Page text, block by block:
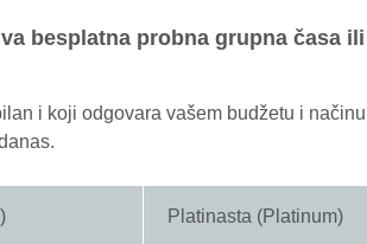
besplatna probna grupna časa ili
i koji odgovara vašem budžetu i načinu
Platinasta (Platinum)